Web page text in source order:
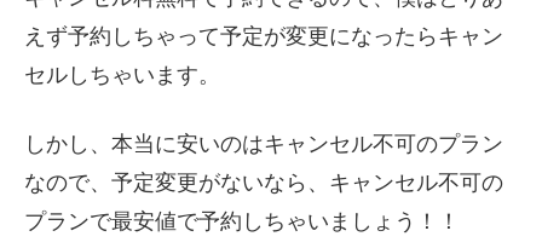
えず予約しちゃって予定が変更になったらキャン
セルしちゃいます。
しかし、本当に安いのはキャンセル不可のプラン
なので、予定変更がないなら、キャンセル不可の
プランで最安値で予約しちゃいましょう！！